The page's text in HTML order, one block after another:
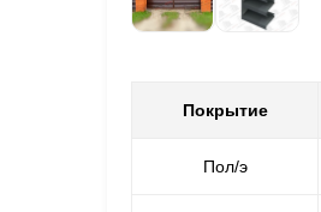
Покрытие
Пол/э